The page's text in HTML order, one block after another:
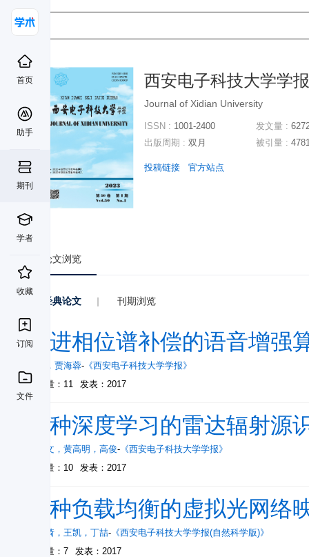
首页
助手
期刊
学者
收藏
订阅
文件
西安电子科技大学学报
Journal of Xidian University
ISSN : 1001-2400
出版周期 : 双月
发文量 :
被引量 :
投稿链接 官方站点
论文浏览
经典论文 | 刊期浏览
改进相位谱补偿的语音增强
， 贾海蓉- 《西安电子科技大学学报》
被引量：11
发表：2017
一种深度学习的雷达辐射源
周志文 ， 黄高明 ， 高俊- 《西安电子科技大学学报》
被引量：10
发表：2017
一种负载均衡的虚拟光网络
徐展琦 ， 王凯 ， 丁喆- 《西安电子科技大学学报(自然科学版)》
被引量：7
发表：2017